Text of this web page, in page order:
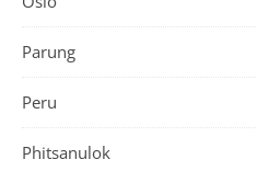
Parung
Peru
Phitsanulok